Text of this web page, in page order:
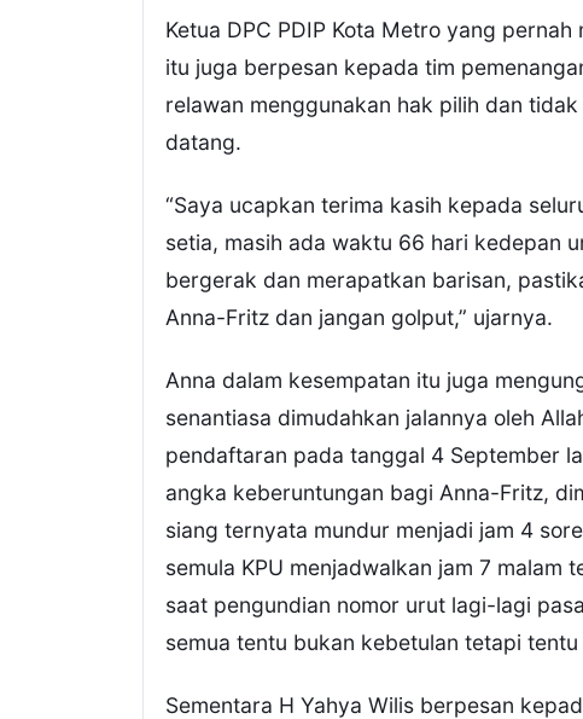
Ketua DPC PDIP Kota Metro yang
itu juga berpesan kepada tim
relawan menggunakan hak pilih dan
datang.
“Saya ucapkan terima kasih kepada
setia, masih ada waktu 66 hari kedepan
bergerak dan merapatkan barisan,
Anna-Fritz dan jangan golput,” ujarnya.
Anna dalam kesempatan itu juga
senantiasa dimudahkan jalannya oleh
pendaftaran pada tanggal 4 September
angka keberuntungan bagi Anna-Fritz,
siang ternyata mundur menjadi jam 4
semula KPU menjadwalkan jam 7 malam
saat pengundian nomor urut lagi-lagi
semua tentu bukan kebetulan tetapi
Sementara H Yahya Wilis berpesan